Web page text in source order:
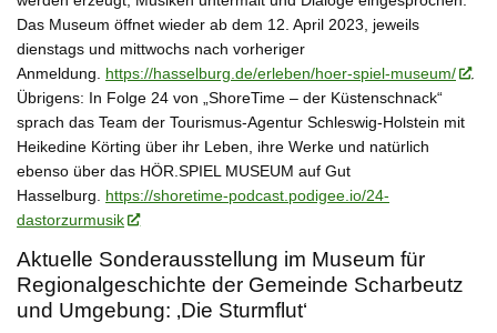
Das Museum öffnet wieder ab dem 12. April 2023, jeweils
dienstags und mittwochs nach vorheriger
Anmeldung. https://hasselburg.de/erleben/hoer-spiel-museum/
.
Übrigens: In Folge 24 von „ShoreTime – der Küstenschnack“
sprach das Team der Tourismus-Agentur Schleswig-Holstein mit
Heikedine Körting über ihr Leben, ihre Werke und natürlich
ebenso über das HÖR.SPIEL MUSEUM auf Gut
Hasselburg. https://shoretime-podcast.podigee.io/24-
dastorzurmusik
Aktuelle Sonderausstellung im Museum für
Regionalgeschichte der Gemeinde Scharbeutz
und Umgebung: ‚Die Sturmflut‘